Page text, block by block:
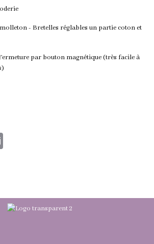
- Bretelles réglables un partie coton et
par bouton magnétique (très facile à